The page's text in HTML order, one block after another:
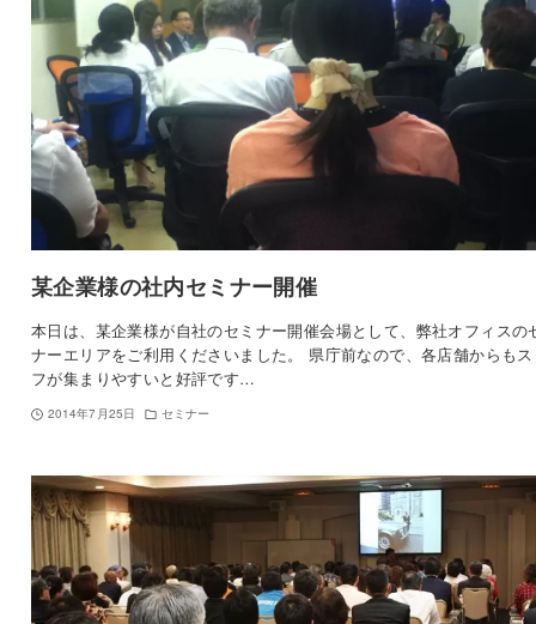
某企業様の社内セミナー開催
本日は、某企業様が自社のセミナー開催会場として、弊社オフィスの
ナーエリアをご利用くださいました。 県庁前なので、各店舗からも
フが集まりやすいと好評です…
2014年7月25日 セミナー